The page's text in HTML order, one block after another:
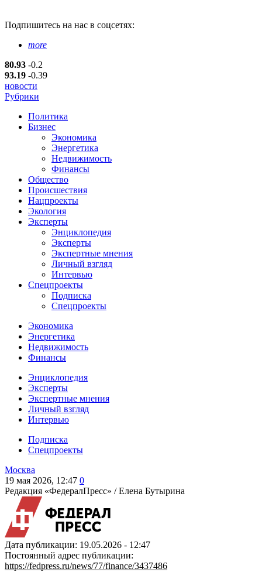
Подпишитесь на нас в соцсетях:
more
80.93 -0.2
93.19 -0.39
новости
Рубрики
Политика
Бизнес
Экономика
Энергетика
Недвижимость
Финансы
Общество
Происшествия
Нацпроекты
Экология
Эксперты
Энциклопедия
Эксперты
Экспертные мнения
Личный взгляд
Интервью
Спецпроекты
Подписка
Спецпроекты
Экономика
Энергетика
Недвижимость
Финансы
Энциклопедия
Эксперты
Экспертные мнения
Личный взгляд
Интервью
Подписка
Спецпроекты
Москва
19 мая 2026, 12:47 0
Редакция «ФедералПресс» /Елена Бутырина
Дата публикации: 19.05.2026 - 12:47
Постоянный адрес публикации:
https://fedpress.ru/news/77/finance/3437486